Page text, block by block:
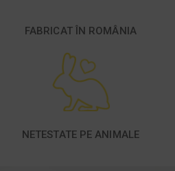
FABRICAT ÎN ROMÂNIA
NETESTATE PE ANIMALE